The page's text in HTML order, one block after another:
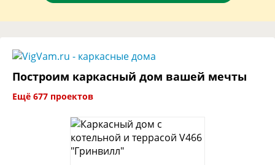
Построим каркасный дом вашей мечты
Ещё 677 проектов